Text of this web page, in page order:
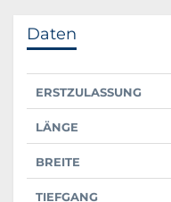
Daten
ERSTZULASSUNG
LÄNGE
BREITE
TIEFGANG